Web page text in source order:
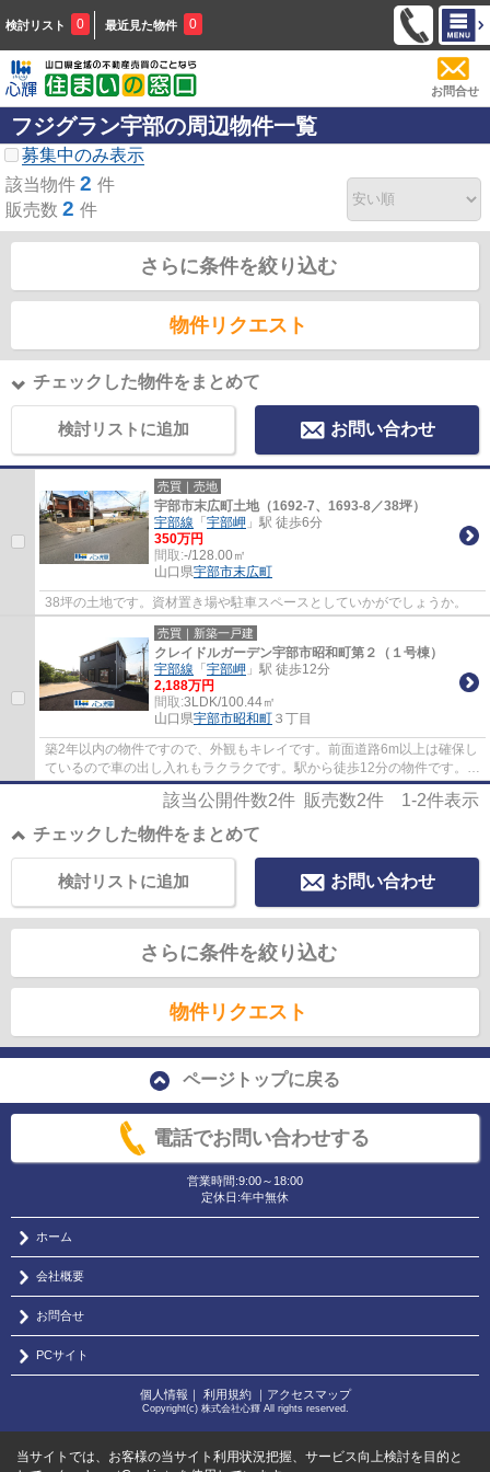
検討リスト 0 最近見た物件 0
お問合せ
フジグラン宇部の周辺物件一覧
募集中のみ表示
該当物件 2 件
販売数 2 件
さらに条件を絞り込む
物件リクエスト
チェックした物件をまとめて
検討リストに追加 お問い合わせ
売買｜売地
宇部市末広町土地（1692-7、1693-8／38坪）
宇部線 「 宇部岬 」駅 徒歩6分
350万円
間取:-/128.00㎡
山口県宇部市末広町
38坪の土地です。資材置き場や駐車スペースとしていかがでしょうか。
売買｜新築一戸建
クレイドルガーデン宇部市昭和町第２（１号棟）
宇部線 「 宇部岬 」駅 徒歩12分
2,188万円
間取:3LDK/100.44㎡
山口県宇部市昭和町 ３丁目
築2年以内の物件ですので、外観もキレイです。前面道路6m以上は確保し
ているので車の出し入れもラクラクです。駅から徒歩12分の物件です。ベ
タ基礎による建築の為、床下からの嫌な湿気...
該当公開件数2件 販売数2件 1-2件表示
チェックした物件をまとめて
お問い合わせ
検討リストに追加
さらに条件を絞り込む
物件リクエスト
ページトップに戻る
電話でお問い合わせする
営業時間:9:00～18:00
定休日:年中無休
ホーム
会社概要
お問合せ
PCサイト
個人情報 ｜ 利用規約｜ アクセスマップ
Copyright(c) 株式会社心輝 All rights reserved.
当サイトでは、お客様の当サイト利用状況把握、サービス向上検討を目的と